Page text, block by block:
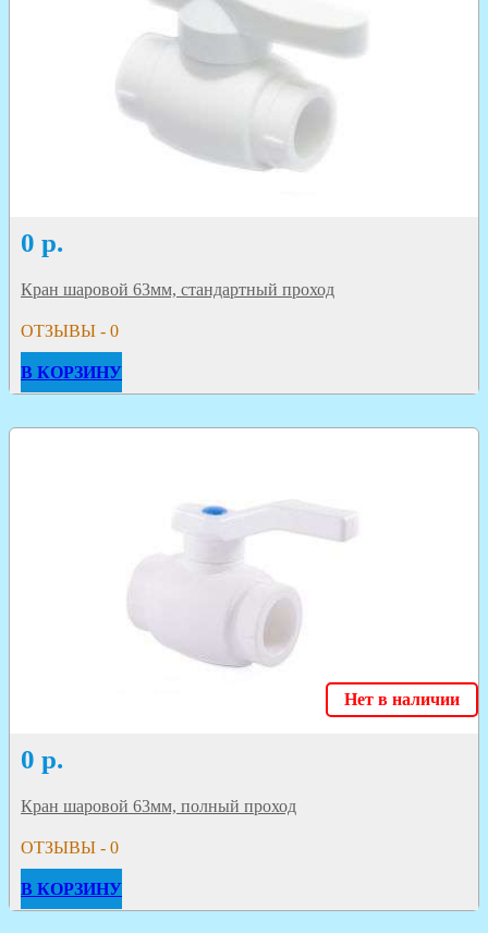
0 р.
Кран шаровой 63мм, стандартный проход
ОТЗЫВЫ - 0
В КОРЗИНУ
Нет в наличии
0 р.
Кран шаровой 63мм, полный проход
ОТЗЫВЫ - 0
В КОРЗИНУ